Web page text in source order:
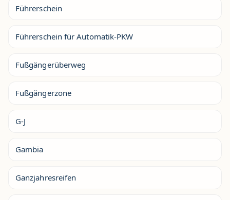
Führerschein
Führerschein für Automatik-PKW
Fußgängerüberweg
Fußgängerzone
G-J
Gambia
Ganzjahresreifen